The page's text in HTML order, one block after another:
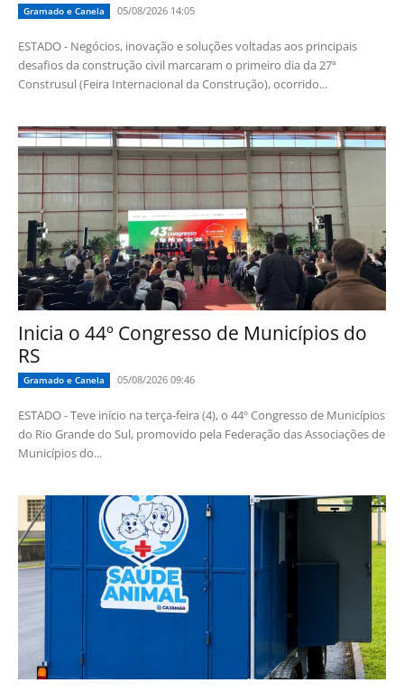
Gramado e Canela 05/08/2026 14:05
ESTADO - Negócios, inovação e soluções voltadas aos principais
desafios da construção civil marcaram o primeiro dia da 27ª
Construsul (Feira Internacional da Construção), ocorrido...
Inicia o 44º Congresso de Municípios do
RS
Gramado e Canela 05/08/2026 09:46
ESTADO - Teve início na terça-feira (4), o 44º Congresso de Municípios
do Rio Grande do Sul, promovido pela Federação das Associações de
Municípios do...